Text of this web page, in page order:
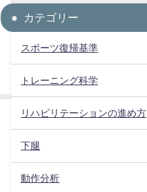
カテゴリー
スポーツ復帰基準
トレーニング科学
リハビリテーションの進め方
下腿
動作分析